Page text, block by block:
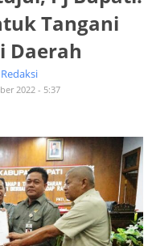
Tangani
Daerah
Redaksi
2022 - 5:37